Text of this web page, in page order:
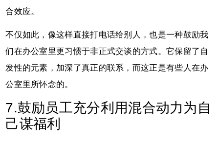
合效应。
不仅如此，像这样直接打电话给别人，也是一种鼓励我
们在办公室里更习惯于非正式交谈的方式。它保留了自
发性的元素，加深了真正的联系，而这正是有些人在办
公室里所怀念的。
7.鼓励员工充分利用混合动力为自
己谋福利